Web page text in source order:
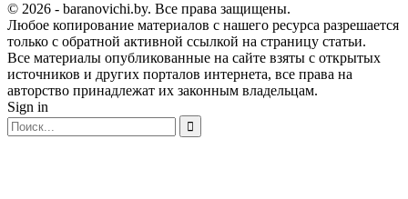
© 2026 - baranovichi.by. Все права защищены.
Любое копирование материалов с нашего ресурса разрешается
только с обратной активной ссылкой на страницу статьи.
Все материалы опубликованные на сайте взяты с открытых
источников и других порталов интернета, все права на
авторство принадлежат их законным владельцам.
Sign in